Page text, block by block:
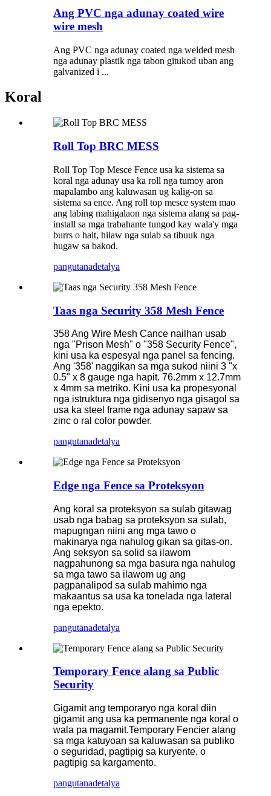
Ang PVC nga adunay coated wire
wire mesh
Ang PVC nga adunay coated nga welded mesh
nga adunay plastik nga tabon gitukod uban ang
galvanized i ...
Koral
Roll Top BRC MESS
Roll Top Top Mesce Fence usa ka sistema sa
koral nga adunay usa ka roll nga tumoy aron
mapalambo ang kaluwasan ug kalig-on sa
sistema sa ence. Ang roll top mesce system mao
ang labing mahigalaon nga sistema alang sa pag-
install sa mga trabahante tungod kay wala'y mga
burrs o hait, hilaw nga sulab sa tibuuk nga
hugaw sa bakod.
pangutanadetalya
Taas nga Security 358 Mesh Fence
358 Ang Wire Mesh Cance nailhan usab
nga "Prison Mesh" o "358 Security Fence",
kini usa ka espesyal nga panel sa fencing.
Ang '358' naggikan sa mga sukod niini 3 "x
0.5" x 8 gauge nga hapit. 76.2mm x 12.7mm
x 4mm sa metriko. Kini usa ka propesyonal
nga istruktura nga gidisenyo nga gisagol sa
usa ka steel frame nga adunay sapaw sa
zinc o ral color powder.
pangutanadetalya
Edge nga Fence sa Proteksyon
Ang koral sa proteksyon sa sulab gitawag
usab nga babag sa proteksyon sa sulab,
mapugngan niini ang mga tawo o
makinarya nga nahulog gikan sa gitas-on.
Ang seksyon sa solid sa ilawom
nagpahunong sa mga basura nga nahulog
sa mga tawo sa ilawom ug ang
pagpanalipod sa sulab mahimo nga
makaantus sa usa ka tonelada nga lateral
nga epekto.
pangutanadetalya
Temporary Fence alang sa Public
Security
Gigamit ang temporaryo nga koral diin
gigamit ang usa ka permanente nga koral o
wala pa magamit.Temporary Fencier alang
sa mga katuyoan sa kaluwasan sa publiko
o seguridad, pagtipig sa kuryente, o
pagtipig sa kargamento.
pangutanadetalya